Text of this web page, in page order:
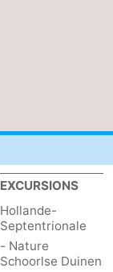
EXCURSIONS
Hollande-
Septentrionale
- Nature
Schoorlse Duinen